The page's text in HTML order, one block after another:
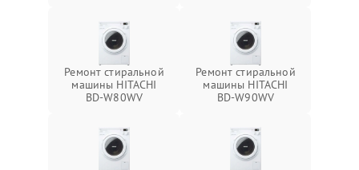
Ремонт стиральной
машины HITACHI
BD-W80WV
Ремонт стиральной
машины HITACHI
BD-W90WV